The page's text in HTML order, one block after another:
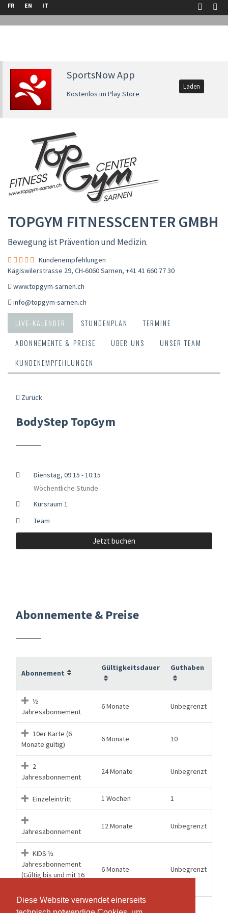
Diese Website verwendet einerseits
Diese Website verwendet einerseits
FR EN IT
SportsNow App
Kostenlos im Play Store
Laden
TOPGYM FITNESSCENTER GMBH
Bewegung ist Prävention und Medizin.
Kundenempfehlungen
Kägiswilerstrasse 29, CH-6060 Sarnen, +41 41 660 77 30
www.topgym-sarnen.ch
info@topgym-sarnen.ch
LIVE-KALENDER STUNDENPLAN
TERMINE
ABONNEMENTE & PREISE
ÜBER UNS
UNSER TEAM
KUNDENEMPFEHLUNGEN
Zurück
BodyStep TopGym
Dienstag, 09:15 - 10:15
Wöchentliche Stunde
Kursraum 1
Team
Jetzt buchen
Abonnemente & Preise
Abonnement
Gültigkeitsdauer Guthaben
½
Jahresabonnement
6 Monate Unbegrenzt
10er Karte (6
Monate gültig)
6 Monate 10
2
Jahresabonnement
24 Monate Unbegrenzt
Einzeleintritt 1 Wochen 1
Jahresabonnement
12 Monate Unbegrenzt
KIDS ½
Jahresabonnement
(Gültig bis und mit 16
6 Monate Unbegrenzt
KIDS 10er Karte (6